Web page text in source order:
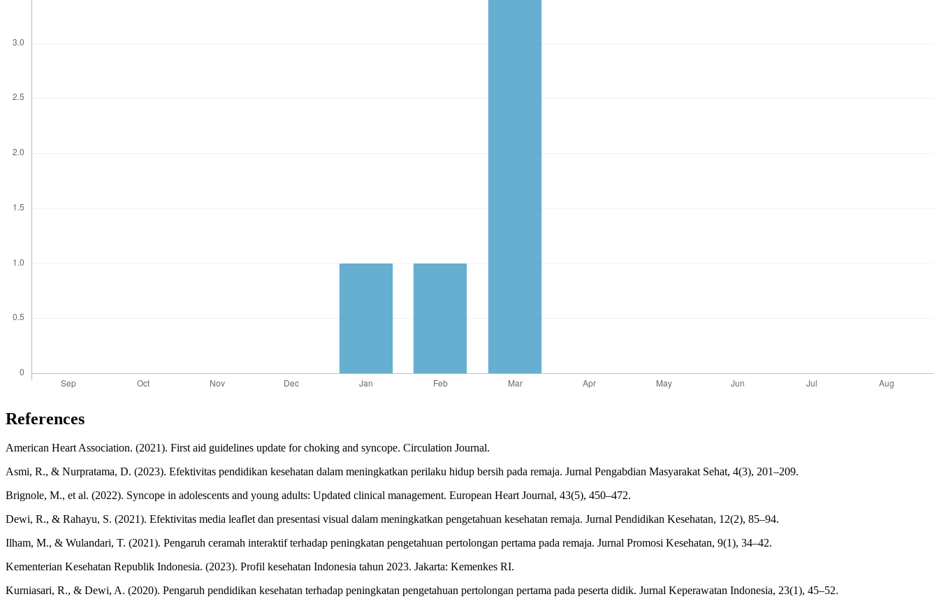
References
American Heart Association. (2021). First aid guidelines update for choking and syncope. Circulation Journal.
Asmi, R., & Nurpratama, D. (2023). Efektivitas pendidikan kesehatan dalam meningkatkan perilaku hidup bersih pada remaja. Jurnal Pengabdian Masyarakat Sehat, 4(3), 201–209.
Brignole, M., et al. (2022). Syncope in adolescents and young adults: Updated clinical management. European Heart Journal, 43(5), 450–472.
Dewi, R., & Rahayu, S. (2021). Efektivitas media leaflet dan presentasi visual dalam meningkatkan pengetahuan kesehatan remaja. Jurnal Pendidikan Kesehatan, 12(2), 85–94.
Ilham, M., & Wulandari, T. (2021). Pengaruh ceramah interaktif terhadap peningkatan pengetahuan pertolongan pertama pada remaja. Jurnal Promosi Kesehatan, 9(1), 34–42.
Kementerian Kesehatan Republik Indonesia. (2023). Profil kesehatan Indonesia tahun 2023. Jakarta: Kemenkes RI.
Kurniasari, R., & Dewi, A. (2020). Pengaruh pendidikan kesehatan terhadap peningkatan pengetahuan pertolongan pertama pada peserta didik. Jurnal Keperawatan Indonesia, 23(1), 45–52.